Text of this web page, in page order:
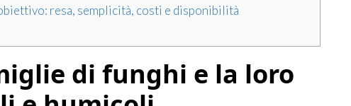
resa, semplicità, costi e disponibilità
di funghi e la loro